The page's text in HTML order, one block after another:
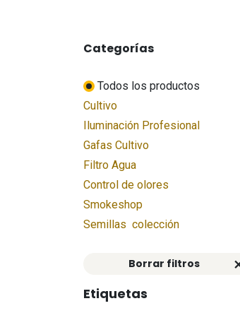
Categorías
Todos los productos
Cultivo
Iluminación Profesional
Gafas Cultivo
Filtro Agua
Control de olores
Smokeshop
Semillas colección
Borrar filtros
Etiquetas